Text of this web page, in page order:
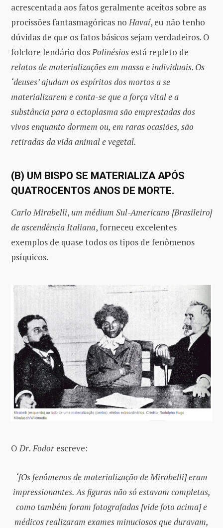
acrescentada aos fatos geralmente aceitos sobre as
procissões fantasmagóricas noHavaí, eu não tenho
dúvidas de que os fatos básicos sejam verdadeiros. O
folclore lendário dosPolinésios está repleto de
relatos de materializações em massa e individuais. Os
‘deuses’ ajudam os espíritos dos mortos a se
materializarem e conta-se que a força vital e a
substância para o ectoplasma são emprestadas dos
vivos enquanto dormem ou, em raras ocasiões, são
retiradas da vida animal e vegetal.
(B) UM BISPO SE MATERIALIZA APÓS
QUATROCENTOS ANOS DE MORTE.
Carlo Mirabelli, um médium Sul-Americano [Brasileiro]
de ascendência Italiana, forneceu excelentes
exemplos de quase todos os tipos de fenômenos
psíquicos.
ODr. Fodor escreve:
‘[Os fenômenos de materialização de Mirabelli] eram
impressionantes. As figuras não só estavam completas,
como também foram fotografadas [vide foto acima] e
médicos realizaram exames minuciosos que duravam,